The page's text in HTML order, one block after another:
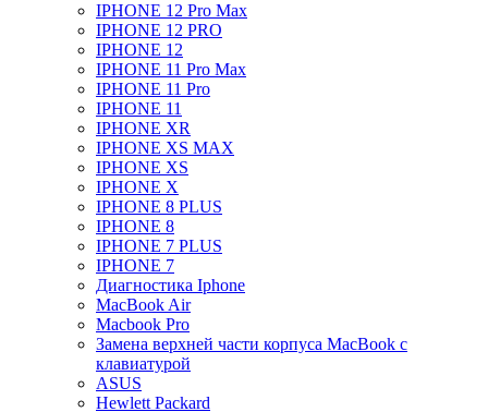
IPHONE 12 Pro Max
IPHONE 12 PRO
IPHONE 12
IPHONE 11 Pro Max
IPHONE 11 Pro
IPHONE 11
IPHONE XR
IPHONE XS MAX
IPHONE XS
IPHONE X
IPHONE 8 PLUS
IPHONE 8
IPHONE 7 PLUS
IPHONE 7
Диагностика Iphone
MacBook Air
Macbook Pro
Замена верхней части корпуса MacBook с
клавиатурой
ASUS
Hewlett Packard